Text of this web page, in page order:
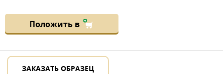
Положить в
ЗАКАЗАТЬ ОБРАЗЕЦ